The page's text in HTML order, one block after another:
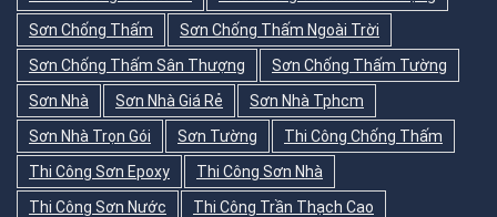
Sơn Chống Thấm
Sơn Chống Thấm Ngoài Trời
Sơn Chống Thấm Sân Thượng
Sơn Chống Thấm Tường
Sơn Nhà
Sơn Nhà Giá Rẻ
Sơn Nhà Tphcm
Sơn Nhà Trọn Gói
Sơn Tường
Thi Công Chống Thấm
Thi Công Sơn Epoxy
Thi Công Sơn Nhà
Thi Công Sơn Nước
Thi Công Trần Thạch Cao